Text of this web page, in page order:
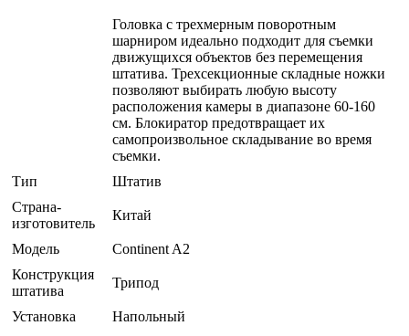
Головка с трехмерным поворотным
шарниром идеально подходит для съемки
движущихся объектов без перемещения
штатива. Трехсекционные складные ножки
позволяют выбирать любую высоту
расположения камеры в диапазоне 60-160
см. Блокиратор предотвращает их
самопроизвольное складывание во время
съемки.
Тип
Штатив
Страна-
изготовитель
Китай
Модель
Continent A2
Конструкция
штатива
Трипод
Установка
Напольный